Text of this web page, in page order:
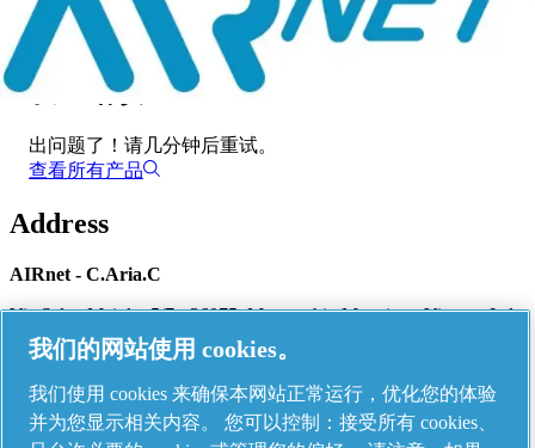
菜单
发生错误
出问题了！ 请几分钟后重试。
查看所有产品
Address
AIRnet - C.Aria.C
Via Selva Maiolo, 5/7 - 36075, Montecchio Maggiore, Vicenza Italy
Contact us
我们的网站使用 cookies。
我们使用 cookies 来确保本网站正常运行，优化您的体验
并为您显示相关内容。 您可以控制：接受所有 cookies、